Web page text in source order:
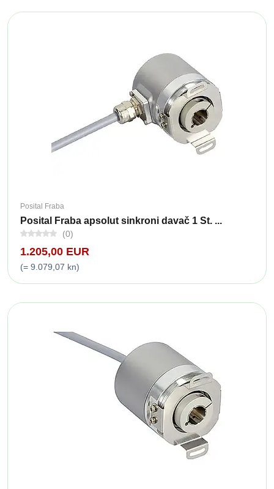
Posital Fraba
Posital Fraba apsolut sinkroni davač 1 St. ...
(0)
1.205,00 EUR
(= 9.079,07 kn)